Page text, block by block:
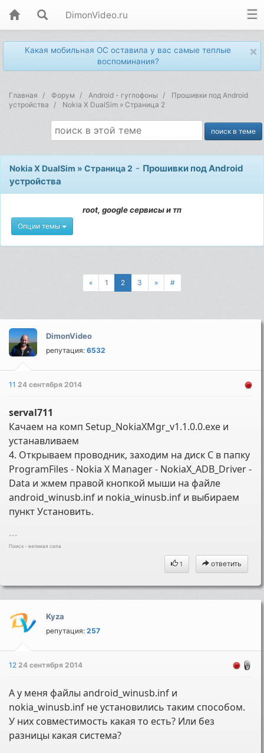
DimonVideo.ru
×
Какая мобильная ОС оставила у вас самые теплые
воспоминания?
Главная Форум Android - гуглофоны
Прошивки под Android
устройства
Nokia X DualSim » Страница 2
Nokia X DualSim » Страница 2 - Прошивки под Android
устройства
root, google сервисы и тп
Опции темы
« 1 2 3 » #
DimonVideo
репутация:6532
1124 сентября 2014
serval711
Качаем на комп Setup_NokiaXMgr_v1.1.0.0.exe и
устанавливаем
4. Открываем проводник, заходим на диск С в папку
ProgramFiles - Nokia X Manager - NokiaX_ADB_Driver -
Data и жмем правой кнопкой мыши на файле
android_winusb.inf и nokia_winusb.inf и выбираем
пункт Установить.
---
Поиск - великая сила
1 ответить
Kyza
репутация:257
1224 сентября 2014
А у меня файлы android_winusb.inf и
nokia_winusb.inf не установились таким способом.
У них совместимость какая то есть? Или без
разницы какая система?